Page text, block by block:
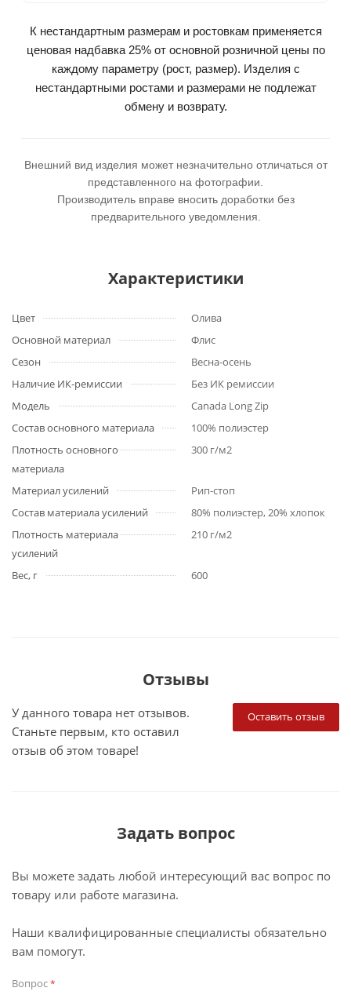
К нестандартным размерам и ростовкам применяется
ценовая надбавка 25% от основной розничной цены по
каждому параметру (рост, размер). Изделия с
нестандартными ростами и размерами не подлежат
обмену и возврату.
Внешний вид изделия может незначительно отличаться от
представленного на фотографии.
Производитель вправе вносить доработки без
предварительного уведомления.
Характеристики
Цвет
Олива
Основной материал
Флис
Сезон
Весна-осень
Наличие ИК-ремиссии
Без ИК ремиссии
Модель
Canada Long Zip
Состав основного материала
100% полиэстер
Плотность основного
материала
300 г/м2
Материал усилений
Рип-стоп
Состав материала усилений
80% полиэстер, 20% хлопок
Плотность материала
усилений
210 г/м2
Вес, г 600
Отзывы
Оставить отзыв
У данного товара нет отзывов.
Станьте первым, кто оставил
отзыв об этом товаре!
Задать вопрос
Вы можете задать любой интересующий вас вопрос по
товару или работе магазина.
Наши квалифицированные специалисты обязательно
вам помогут.
Вопрос*